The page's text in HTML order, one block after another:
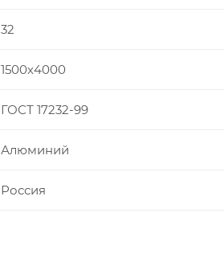
32
1500х4000
ГОСТ 17232-99
Алюминий
Россия